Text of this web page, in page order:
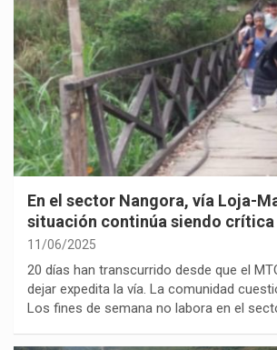
En el sector Nangora, vía Loja-
situación continúa siendo crítica
11/06/2025
20 días han transcurrido desde que el
dejar expedita la vía. La comunidad
Los fines de semana no labora en el